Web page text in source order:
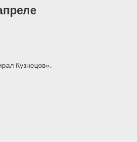
Кузнецов».